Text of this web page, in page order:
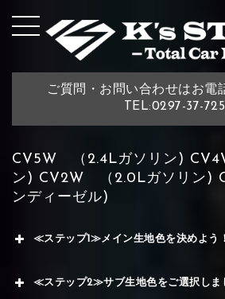
ご質問・お問い合わせはお電
TEL:0297-37-
CV5W （2.4Lガソリン)
ン) CV2W （2.0Lガソリン)
ンディーゼル)
≪ステップ1≫メイン生地色を決めよう！
≪ステップ2≫サブ生地色をご選択しま